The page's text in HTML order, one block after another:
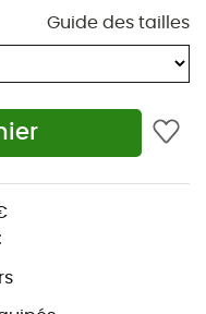
Guide des tailles
vagabonder vers
vos jambes bien
braguette et crochet.
interne.